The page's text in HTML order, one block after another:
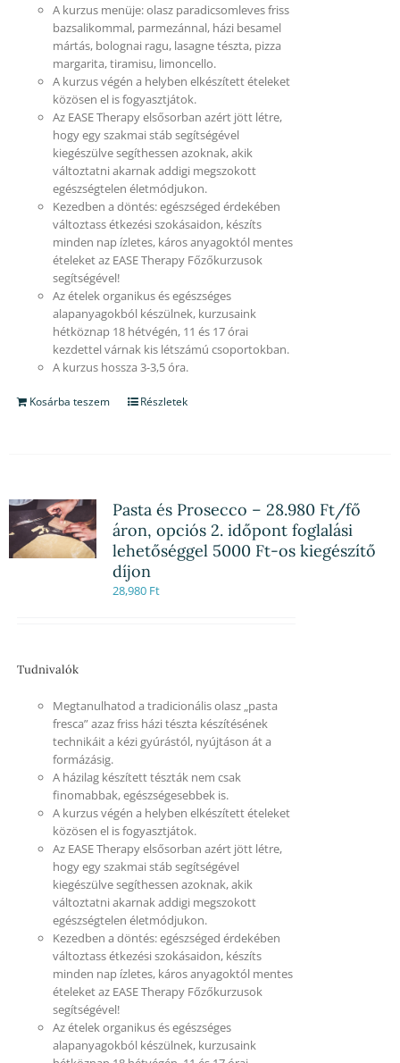
A kurzus menüje: olasz paradicsomleves friss
bazsalikommal, parmezánnal, házi besamel
mártás, bolognai ragu, lasagne tészta, pizza
margarita, tiramisu, limoncello.
A kurzus végén a helyben elkészített ételeket
közösen el is fogyasztjátok.
Az EASE Therapy elsősorban azért jött létre,
hogy egy szakmai stáb segítségével
kiegészülve segíthessen azoknak, akik
változtatni akarnak addigi megszokott
egészségtelen életmódjukon.
Kezedben a döntés: egészséged érdekében
változtass étkezési szokásaidon, készíts
minden nap ízletes, káros anyagoktól mentes
ételeket az EASE Therapy Főzőkurzusok
segítségével!
Az ételek organikus és egészséges
alapanyagokból készülnek, kurzusaink
hétköznap 18 hétvégén, 11 és 17 órai
kezdettel várnak kis létszámú csoportokban.
A kurzus hossza 3-3,5 óra.
Kosárba teszem Részletek
Pasta és Prosecco – 28.980 Ft/fő
áron, opciós 2. időpont foglalási
lehetőséggel 5000 Ft-os kiegészítő
díjon
28,980 Ft
Tudnivalók
Megtanulhatod a tradicionális olasz „pasta
fresca” azaz friss házi tészta készítésének
technikáit a kézi gyúrástól, nyújtáson át a
formázásig.
A házilag készített tészták nem csak
finomabbak, egészségesebbek is.
A kurzus végén a helyben elkészített ételeket
közösen el is fogyasztjátok.
Az EASE Therapy elsősorban azért jött létre,
hogy egy szakmai stáb segítségével
kiegészülve segíthessen azoknak, akik
változtatni akarnak addigi megszokott
egészségtelen életmódjukon.
Kezedben a döntés: egészséged érdekében
változtass étkezési szokásaidon, készíts
minden nap ízletes, káros anyagoktól mentes
ételeket az EASE Therapy Főzőkurzusok
segítségével!
Az ételek organikus és egészséges
alapanyagokból készülnek, kurzusaink